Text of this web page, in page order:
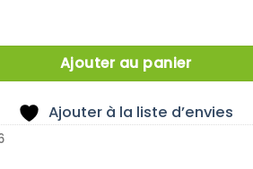
Armoire pour produits
Ajouter au panier
Ajouter à la liste d’envies